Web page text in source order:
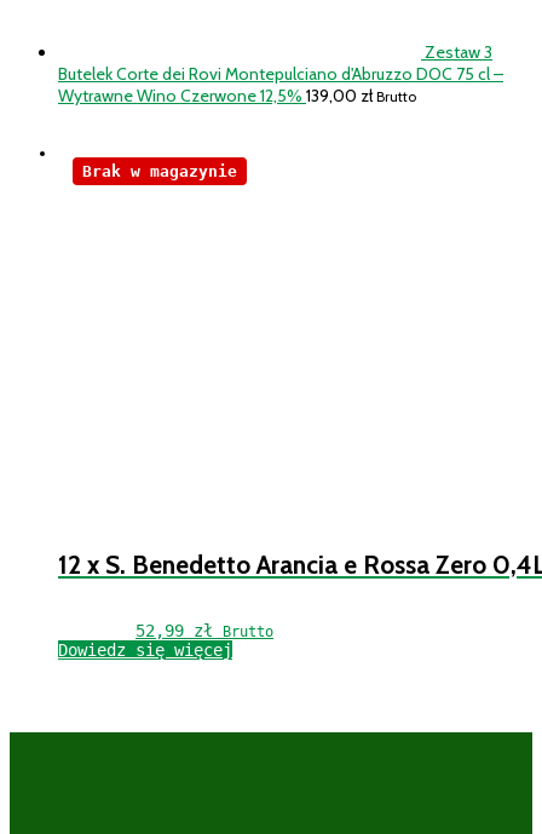
Zestaw 3
Butelek Corte dei Rovi Montepulciano d'Abruzzo DOC 75 cl –
Wytrawne Wino Czerwone 12,5% 139,00 zł Brutto
12 x S. Benedetto Arancia e Rossa Zero
52,99 zł Brutto
Dowiedz się więcej
Brak w magazynie